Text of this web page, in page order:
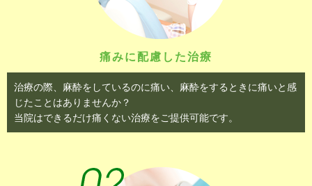
4月休診日のお知らせ
2026/02/16 3月矯正歯科の診療日について
2026/02/16 3月休診日お知らせ
2月の休診日のお知らせ
痛みに配慮した治療
治療の際、麻酔をしているのに痛い、麻酔をするときに痛いと感
じたことはありませんか？
当院はできるだけ痛くない治療をご提供可能です。